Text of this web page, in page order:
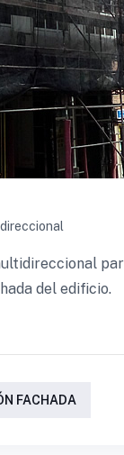
del edificio.
FACHADA